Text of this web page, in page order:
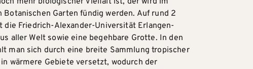
Garten fündig werden. Auf rund 2
die Friedrich-Alexander-Universität Erlangen-
aller Welt sowie eine begehbare Grotte. In den
man sich durch eine breite Sammlung tropischer
wärmere Gebiete versetzt, wodurch der